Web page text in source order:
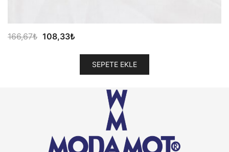
166,67₺ Orijinal
108,33₺
fiyat:
108,33₺.
SEPETE EKLE